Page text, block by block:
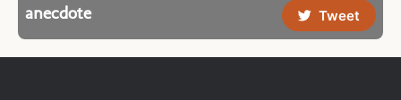
anecdote
Tweet